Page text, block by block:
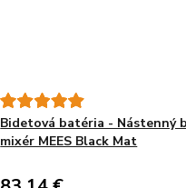
Bidetová batéria - Nástenný
mixér MEES Black Mat